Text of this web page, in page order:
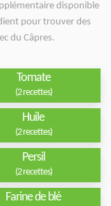
disponible
pour trouver des
du Câpres.
Tomate
(2 recettes)
Huile
(2 recettes)
Persil
(2 recettes)
Farine de blé